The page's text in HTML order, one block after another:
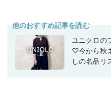
他のおすすめ記事を読む
ユニクロの
♡今から秋
しの名品リ